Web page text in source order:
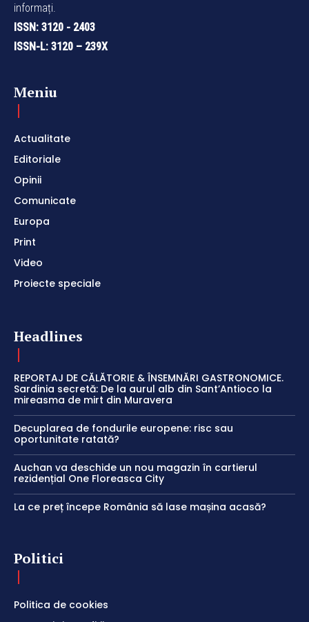
informați.
ISSN: 3120 - 2403
ISSN-L: 3120 – 239X
Meniu
Actualitate
Editoriale
Opinii
Comunicate
Europa
Print
Video
Proiecte speciale
Headlines
REPORTAJ DE CĂLĂTORIE & ÎNSEMNĂRI GASTRONOMICE.
Sardinia secretă: De la aurul alb din Sant’Antioco la
mireasma de mirt din Muravera
Decuplarea de fondurile europene: risc sau
oportunitate ratată?
Auchan va deschide un nou magazin în cartierul
rezidențial One Floreasca City
La ce preț începe România să lase mașina acasă?
Politici
Politica de cookies